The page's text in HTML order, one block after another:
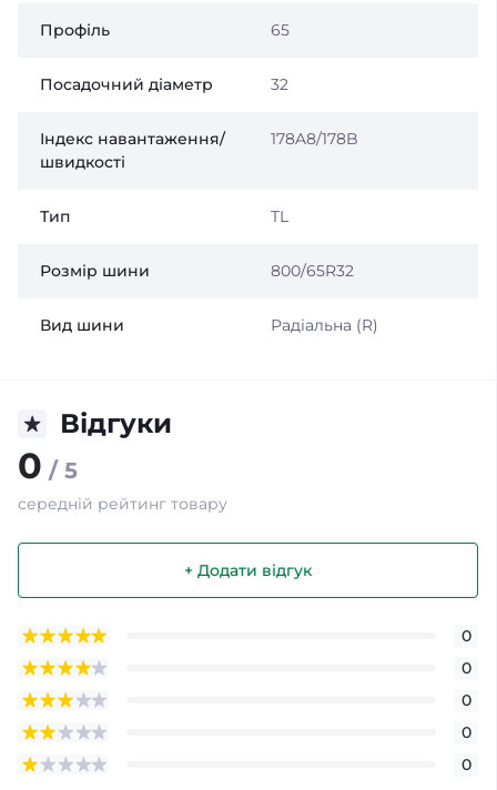
Профіль 65
Посадочний діаметр 32
Індекс навантаження/
швидкості
178A8/178B
Тип TL
Розмір шини 800/65R32
Вид шини Радіальна (R)
Відгуки
0 / 5
середній рейтинг товару
+ Додати відгук
0
0
0
0
0